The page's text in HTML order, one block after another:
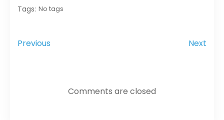
Tags: No tags
Previous Next
Comments are closed